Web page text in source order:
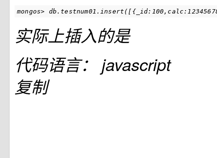
mongos>
实际上插入的是
代码语言： javascript
复制